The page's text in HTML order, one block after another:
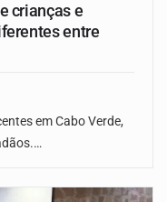
crianças e
entre
em Cabo Verde,